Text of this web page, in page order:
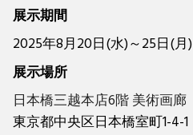
展示期間
2025年8月20日(水)～25日(月)
展示場所
日本橋三越本店6階 美術画廊
東京都中央区日本橋室町1-4-1